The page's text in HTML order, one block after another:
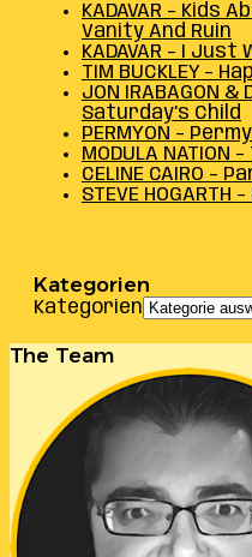
KADAVAR – Kids
Vanity And Ruin
KADAVAR – I Just
TIM BUCKLEY –
JON IRABAGON &
Saturday’s Child
PERMYON –
MODULA NATION
CELINE CAIRO –
STEVE HOGARTH
Kategorien
Kategorien
The Team